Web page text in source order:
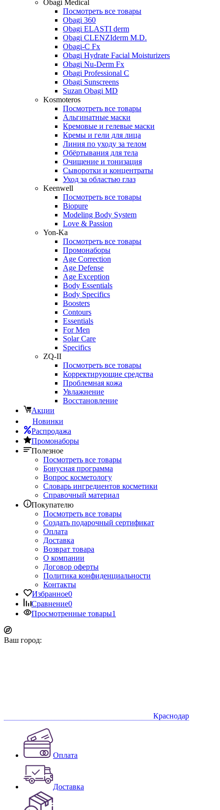
Obagi Medical
Посмотреть все товары
Obagi 360
Obagi ELASTI derm
Obagi CLENZIderm M.D.
Obagi-C Fx
Obagi Hydrate Facial Moisturizers
Obagi Nu-Derm Fx
Obagi Professional C
Obagi Sunscreens
Suzan Obagi MD
Kosmoteros
Посмотреть все товары
Альгинатные маски
Кремовые и гелевые маски
Кремы и гели для лица
Линия по уходу за телом
Обёртывания для тела
Очищение и тонизация
Сыворотки и концентраты
Уход за областью глаз
Keenwell
Посмотреть все товары
Biopure
Modeling Body System
Love & Passion
Yon-Ka
Посмотреть все товары
Промонаборы
Age Correction
Age Defense
Age Exception
Body Essentials
Body Specifics
Boosters
Contours
Essentials
For Men
Solar Care
Specifics
ZQ-II
Посмотреть все товары
Корректирующие средства
Проблемная кожа
Увлажнение
Восстановление
Акции
Новинки
Распродажа
Промонаборы
Полезное
Посмотреть все товары
Бонусная программа
Вопрос косметологу
Словарь ингредиентов косметики
Справочный материал
Покупателю
Посмотреть все товары
Создать подарочный сертификат
Оплата
Доставка
Возврат товара
О компании
Договор оферты
Политика конфиденциальности
Контакты
Избранное0
Сравнение0
Просмотренные товары1
Ваш город:
Краснодар
Оплата
Доставка